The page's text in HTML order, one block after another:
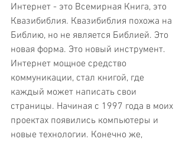
Интернет - это Всемирная Книга, это
Квазибиблия. Квазибиблия похожа на
Библию, но не является Библией. Это
новая форма. Это новый инструмент.
Интернет мощное средство
коммуникации, стал книгой, где
каждый может написать свои
страницы. Начиная с 1997 года в моих
проектах появились компьютеры и
новые технологии. Конечно же,